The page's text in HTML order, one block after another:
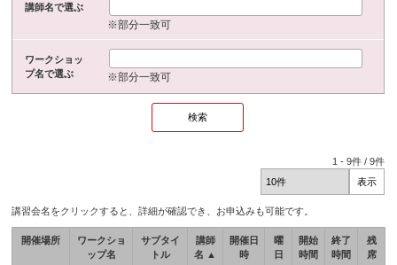
講師名で選ぶ
※部分一致可
ワークショッ
プ名で選ぶ
※部分一致可
1 -9件 /9件
講習会名をクリックすると、詳細が確認でき、お申込みも可能です。
開催場所
ワークショ
ップ名
サブタイ
トル
講師
名 ▲
開催日
時
曜
日
開始
時間
終了
時間
残
席